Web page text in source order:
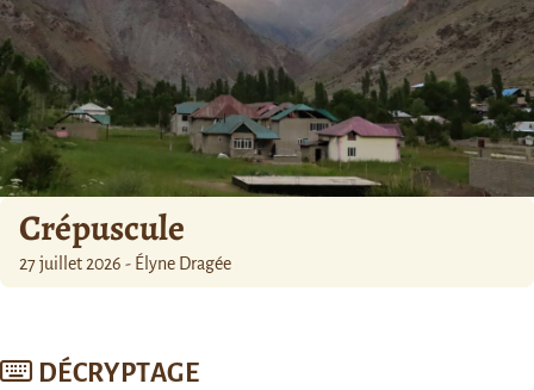
Crépuscule
27 juillet 2026 - Élyne Dragée
DÉCRYPTAGE